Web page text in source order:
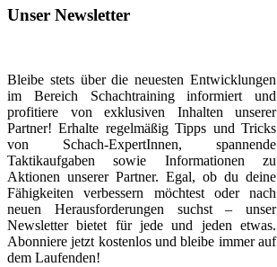
Unser Newsletter
Bleibe stets über die neuesten Entwicklungen
im Bereich Schachtraining informiert und
profitiere von exklusiven Inhalten unserer
Partner! Erhalte regelmäßig Tipps und Tricks
von Schach-ExpertInnen, spannende
Taktikaufgaben sowie Informationen zu
Aktionen unserer Partner. Egal, ob du deine
Fähigkeiten verbessern möchtest oder nach
neuen Herausforderungen suchst – unser
Newsletter bietet für jede und jeden etwas.
Abonniere jetzt kostenlos und bleibe immer auf
dem Laufenden!